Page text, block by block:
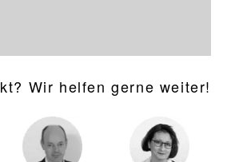
Wir helfen gerne weiter!